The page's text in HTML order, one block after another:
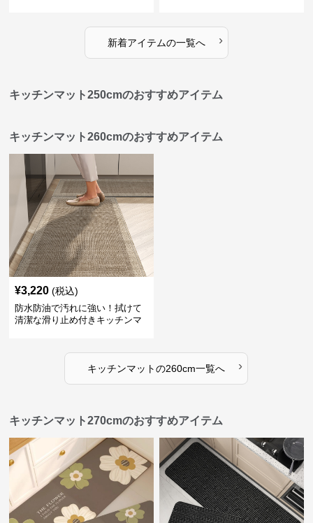
新着アイテムの一覧へ ›
キッチンマット250cmのおすすめアイテム
キッチンマット260cmのおすすめアイテム
¥3,220 (税込)
防水防油で汚れに強い！拭けて
清潔な滑り止め付きキッチンマ
キッチンマットの260cm一覧へ ›
キッチンマット270cmのおすすめアイテム